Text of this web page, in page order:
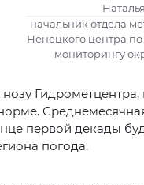
начальник отдела
Ненецкого центра
мониторингу
первой декады
погода.